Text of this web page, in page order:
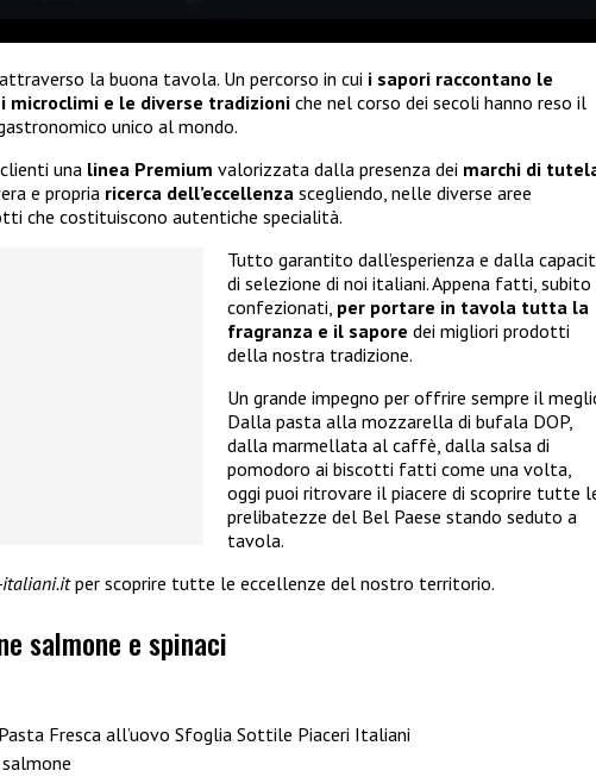
la buona tavola. Un percorso in cui i sapori raccontano le
microclimi e le diverse tradizioni che nel corso dei secoli hanno reso il
unico al mondo.
una linea Premium valorizzata dalla presenza dei marchi di
e propria ricerca dell’eccellenza scegliendo, nelle diverse aree
che costituiscono autentiche specialità.
Tutto garantito dall’esperienza e dalla
di selezione di noi italiani. Appena fatti, subito
confezionati, per portare in tavola tutta la
fragranza e il sapore dei migliori prodotti
della nostra tradizione.
Un grande impegno per offrire sempre il
Dalla pasta alla mozzarella di bufala DOP,
dalla marmellata al caffè, dalla salsa di
pomodoro ai biscotti fatti come una volta,
oggi puoi ritrovare il piacere di scoprire tutte
prelibatezze del Bel Paese stando seduto a
tavola.
per scoprire tutte le eccellenze del nostro territorio.
salmone e spinaci
Fresca all’uovo Sfoglia Sottile Piaceri Italiani